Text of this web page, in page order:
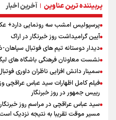
پربیننده ترین عناوین | آخرین اخبار
پرسپولیس امشب سه رونمایی دارد+
آیین گرامیداشت روز خبرنگار در اراک
دیدار دوستانه تیم های فوتبال
نشست معاونان فرهنگی باشگاه های لیگ
سمینار دانش افزایی ناظران داوری
فیلم کامل اظهارات سید عباس عراقچی
رییس جمهور در روز خبرنگار
سید عباس عراقچی در مراسم روز
مسیر موقت تقریبا به نتیجه نزدیک